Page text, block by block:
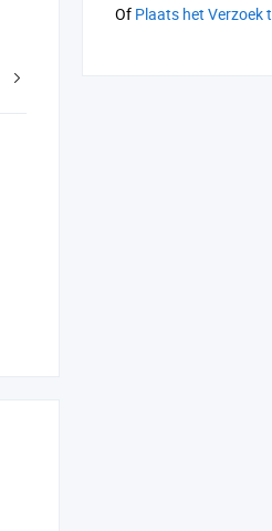
Of Plaats het Verzoek